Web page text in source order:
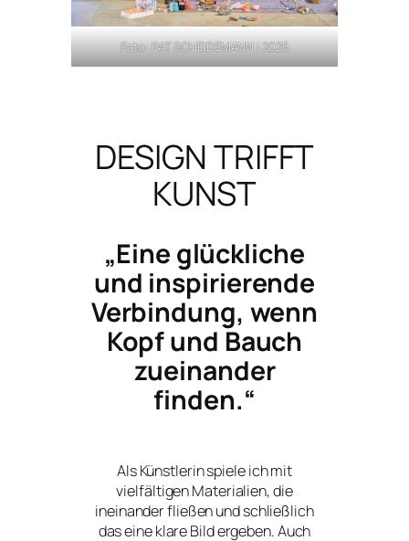
Foto: PAT SCHEIDEMANN | 2025
DESIGN TRIFFT
KUNST
„Eine glückliche
und inspirierende
Verbindung, wenn
Kopf und Bauch
zueinander
finden.“
Als Künstlerin spiele ich mit
vielfältigen Materialien, die
ineinander fließen und schließlich
das eine klare Bild ergeben. Auch